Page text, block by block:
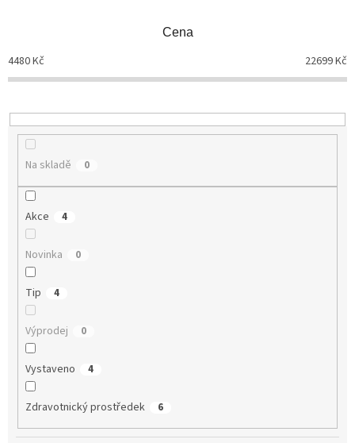
o
d
k
t
Cena
4480Kč 22699Kč
Na skladě 0
Akce 4
Novinka 0
Tip 4
Výprodej 0
Vystaveno 4
Zdravotnický prostředek 6